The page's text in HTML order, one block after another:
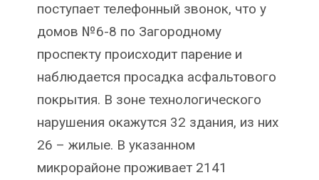
поступает телефонный звонок, что у
домов №6-8 по Загородному
проспекту происходит парение и
наблюдается просадка асфальтового
покрытия. В зоне технологического
нарушения окажутся 32 здания, из них
26 – жилые. В указанном
микрорайоне проживает 2141